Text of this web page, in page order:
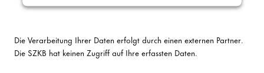
Die Verarbeitung Ihrer Daten erfolgt durch einen externen Partner.
Die SZKB hat keinen Zugriff auf Ihre erfassten Daten.